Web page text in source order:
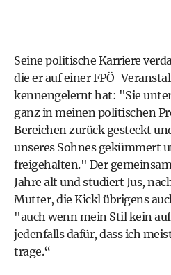
Seine politische Karriere
die er auf einer FPÖ-
kennengelernt hat: "Sie
ganz in meinen politischen
Bereichen zurück gesteckt
unseres Sohnes gekümmert
freigehalten." Der
Jahre alt und studiert Jus,
Mutter, die Kickl übrigens
"auch wenn mein Stil kein
jedenfalls dafür, dass ich
trage.“